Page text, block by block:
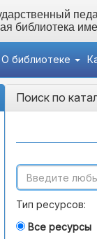
библиотека
О библиотеке
Поиск по
Тип ресурсов:
Все ресурсы